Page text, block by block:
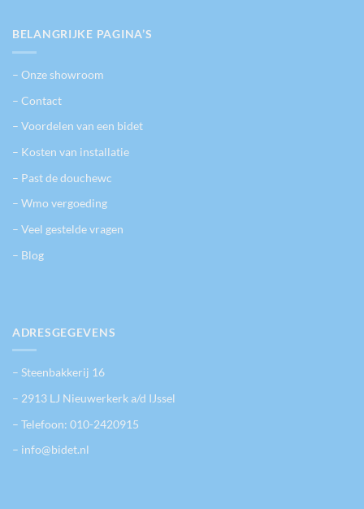
BELANGRIJKE PAGINA’S
– Onze showroom
– Contact
– Voordelen van een bidet
– Kosten van installatie
– Past de douchewc
– Wmo vergoeding
– Veel gestelde vragen
– Blog
ADRESGEGEVENS
– Steenbakkerij 16
– 2913 LJ Nieuwerkerk a/d IJssel
– Telefoon: 010-2420915
– info@bidet.nl